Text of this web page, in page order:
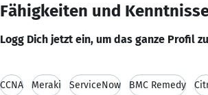
Fähigkeiten und
Logg Dich jetzt ein, um das ganze Profil
CCNA Meraki ServiceNow BMC Remedy